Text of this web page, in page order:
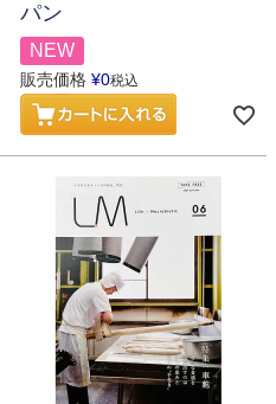
パン
NEW
販売価格 ¥0税込